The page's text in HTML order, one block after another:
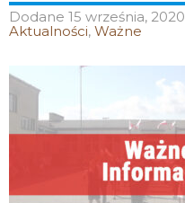
Dodane 15 września, 2020
Aktualności, Ważne